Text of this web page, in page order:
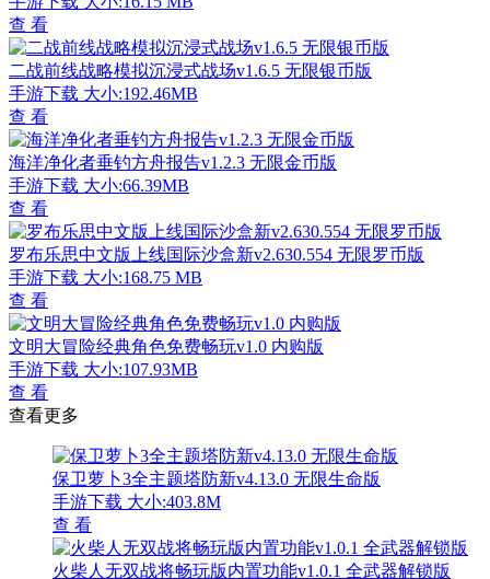
手游排行榜
最新排行
最热排行
这就是逆袭经营人生模拟器v1.9.2 无限金币版
手游下载
查 看
蔬菜射击战斗新纪元v1.5.1 无限生命版
手游下载
查 看
雷霆飞机大战科幻空战全资源解锁版v1.4.0 无限钻石版
手游下载
查 看
像素沙盒建造功能解锁版v1.0 无限物品版
手游下载 大小:61MB
三国大时代2战略模拟全解锁版v1.0 无限金币版
手游下载 大小:523.66MB